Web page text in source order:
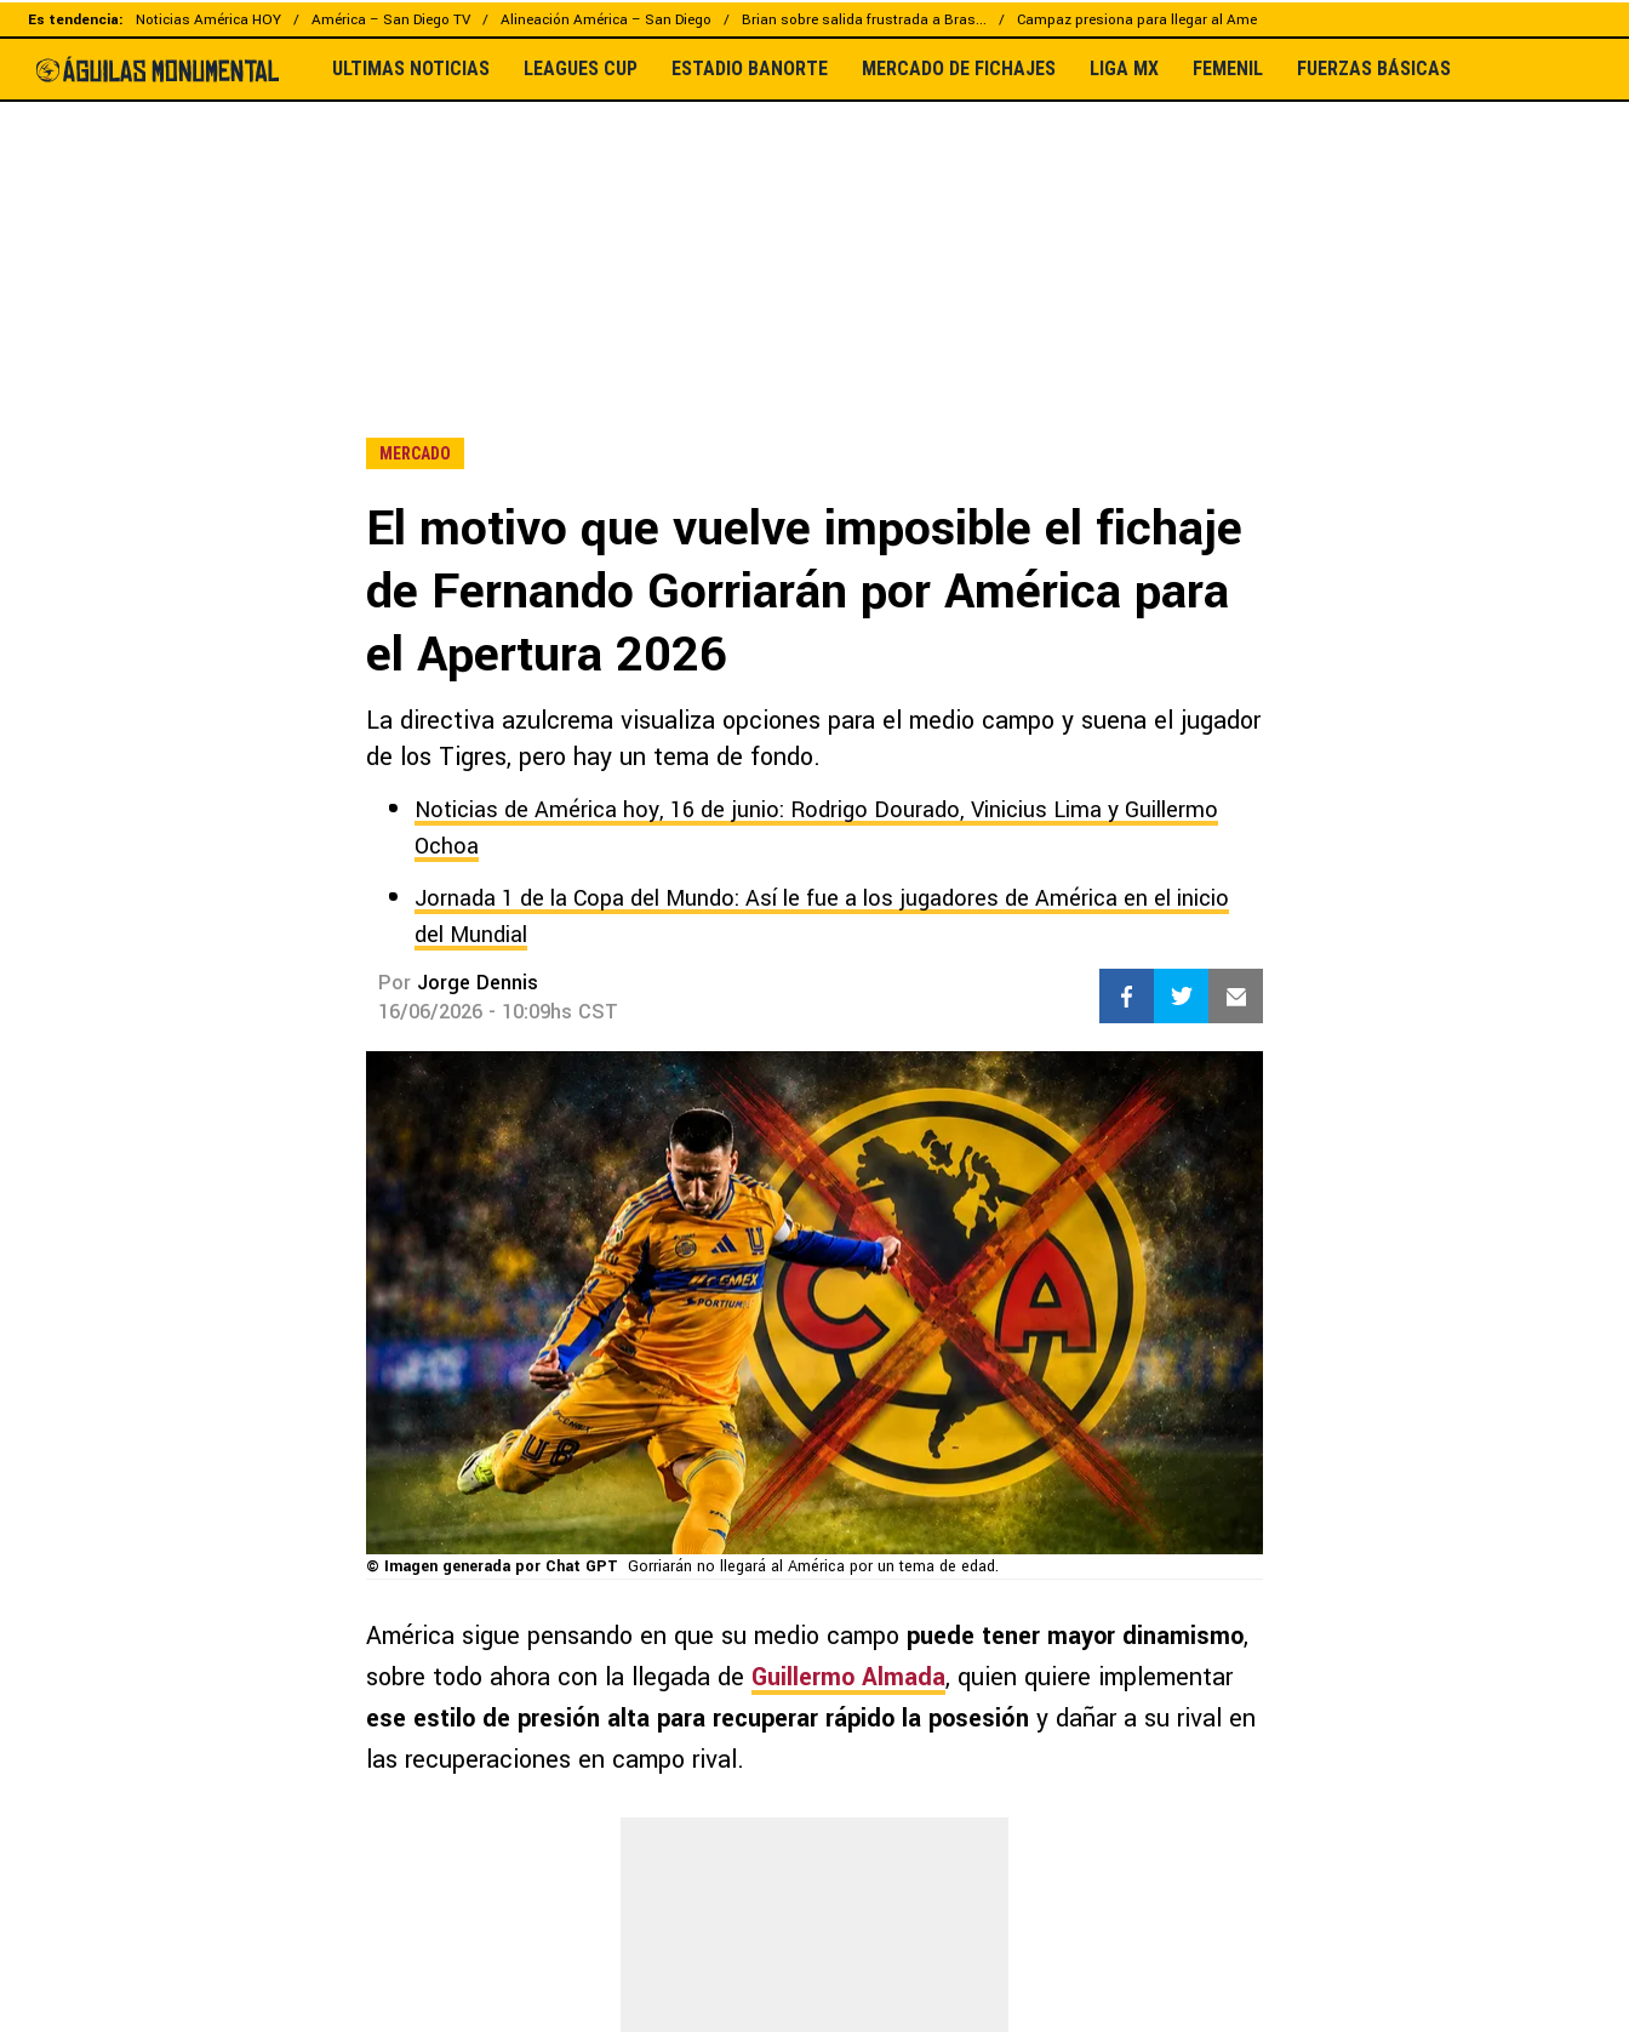
Es tendencia: Noticias América HOY América – San Diego TV Alineación América – San Diego Brian sobre salida frustrada a Bras... Campaz presiona para llegar al Ame
ULTIMAS NOTICIAS LEAGUES CUP ESTADIO BANORTE MERCADO DE FICHAJES LIGA MX FEMENIL FUERZAS BÁSICAS
MERCADO
El motivo que vuelve imposible el fichaje
de Fernando Gorriarán por América para
el Apertura 2026
La directiva azulcrema visualiza opciones para el medio campo y suena el jugador
de los Tigres, pero hay un tema de fondo.
Noticias de América hoy, 16 de junio: Rodrigo Dourado, Vinicius Lima y Guillermo
Ochoa
Jornada 1 de la Copa del Mundo: Así le fue a los jugadores de América en el inicio
del Mundial
Por Jorge Dennis
16/06/2026 - 10:09hs CST
© Imagen generada por Chat GPT Gorriarán no llegará al América por un tema de edad.
América sigue pensando en que su medio campo puede tener mayor dinamismo,
sobre todo ahora con la llegada de Guillermo Almada, quien quiere implementar
ese estilo de presión alta para recuperar rápido la posesión y dañar a su rival en
las recuperaciones en campo rival.